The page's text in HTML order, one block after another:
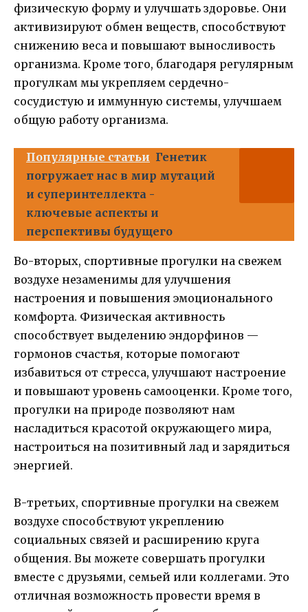
физическую форму и улучшать здоровье. Они
активизируют обмен веществ, способствуют
снижению веса и повышают выносливость
организма. Кроме того, благодаря регулярным
прогулкам мы укрепляем сердечно-
сосудистую и иммунную системы, улучшаем
общую работу организма.
Популярные статьи Генетик
погружает нас в мир мутаций
и суперинтеллекта -
ключевые аспекты и
перспективы будущего
Во-вторых, спортивные прогулки на свежем
воздухе незаменимы для улучшения
настроения и повышения эмоционального
комфорта. Физическая активность
способствует выделению эндорфинов —
гормонов счастья, которые помогают
избавиться от стресса, улучшают настроение
и повышают уровень самооценки. Кроме того,
прогулки на природе позволяют нам
насладиться красотой окружающего мира,
настроиться на позитивный лад и зарядиться
энергией.
В-третьих, спортивные прогулки на свежем
воздухе способствуют укреплению
социальных связей и расширению круга
общения. Вы можете совершать прогулки
вместе с друзьями, семьей или коллегами. Это
отличная возможность провести время в